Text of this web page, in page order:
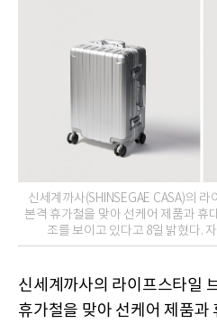
신세계까사(SHINSEGAE CASA)의
본격 휴가철을 맞아 선케어 제품과 휴
조를 보이고 있다고 8일 밝혔다.
신세계까사의 라이프스타일
휴가철을 맞아 선케어 제품과